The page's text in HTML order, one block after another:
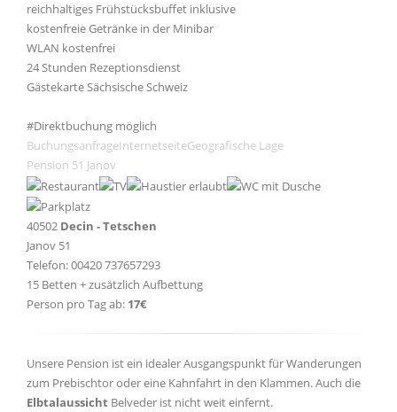
reichhaltiges Frühstücksbuffet inklusive
kostenfreie Getränke in der Minibar
WLAN kostenfrei
24 Stunden Rezeptionsdienst
Gästekarte Sächsische Schweiz
#Direktbuchung möglich
BuchungsanfrageInternetseiteGeografische Lage
Pension 51 Janov
40502 Decin - Tetschen
Janov 51
Telefon: 00420 737657293
15 Betten + zusätzlich Aufbettung
Person pro Tag ab: 17€
Unsere Pension ist ein idealer Ausgangspunkt für Wanderungen
zum Prebischtor oder eine Kahnfahrt in den Klammen. Auch die
Elbtalaussicht Belveder ist nicht weit einfernt.